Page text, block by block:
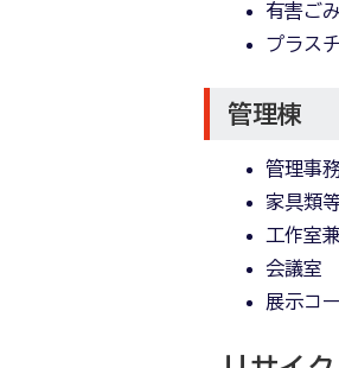
有害ご
プラス
管理棟
管理事
家具類
工作室
会議室
展示コ